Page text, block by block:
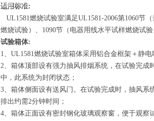
机的详细资料：
适用标准:
UL1581燃烧试验室满足UL1581-2006第1060节
燃烧试验）、1090节（电器用线水平试样燃烧试
试验箱体:
1、UL1581燃烧试验室箱体采用铝合金框架＋静
2、箱体顶部设有强力抽风排烟系统，在试验完
中，此系统为封闭状态；
3、箱体侧面设有送风门。在试验完成时，抽风
排出约需2分钟时间；
4、箱体正面设有密封钢化玻璃观察窗，便于观察